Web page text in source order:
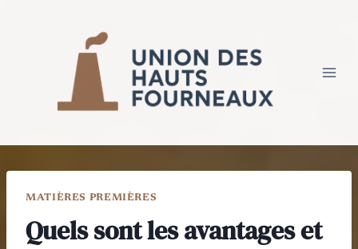
MATIÈRES PREMIÈRES
Quels sont les avantages et